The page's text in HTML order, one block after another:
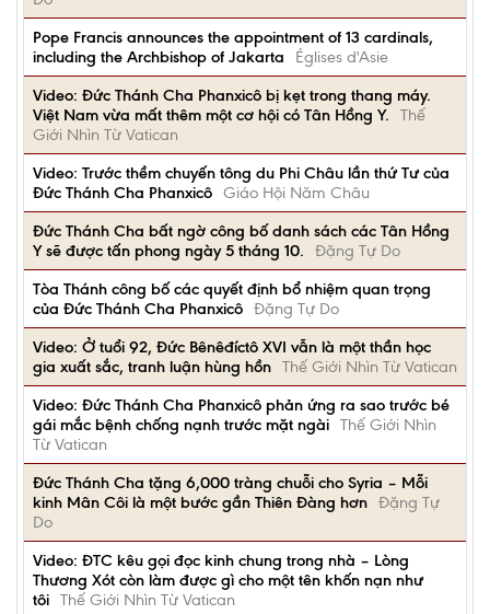
Pope Francis announces the appointment of 13 cardinals,
including the Archbishop of Jakarta
Églises d'Asie
Video: Đức Thánh Cha Phanxicô bị kẹt trong thang máy.
Việt Nam vừa mất thêm một cơ hội có Tân Hồng Y.
Thế
Giới Nhìn Từ Vatican
Video: Trước thềm chuyến tông du Phi Châu lần thứ Tư của
Đức Thánh Cha Phanxicô Giáo Hội Năm Châu
Đức Thánh Cha bất ngờ công bố danh sách các Tân Hồng
Y sẽ được tấn phong ngày 5 tháng 10.
Đặng Tự Do
Tòa Thánh công bố các quyết định bổ nhiệm quan trọng
của Đức Thánh Cha Phanxicô Đặng Tự Do
Video: Ở tuổi 92, Đức Bênêđíctô XVI vẫn là một thần học
gia xuất sắc, tranh luận hùng hồn Thế Giới Nhìn Từ Vatican
Video: Đức Thánh Cha Phanxicô phản ứng ra sao trước bé
gái mắc bệnh chống nạnh trước mặt ngài Thế Giới Nhìn
Từ Vatican
Đức Thánh Cha tặng 6,000 tràng chuỗi cho Syria – Mỗi
kinh Mân Côi là một bước gần Thiên Đàng hơn Đặng Tự
Do
Video: ĐTC kêu gọi đọc kinh chung trong nhà – Lòng
Thương Xót còn làm được gì cho một tên khốn nạn như
tôi Thế Giới Nhìn Từ Vatican